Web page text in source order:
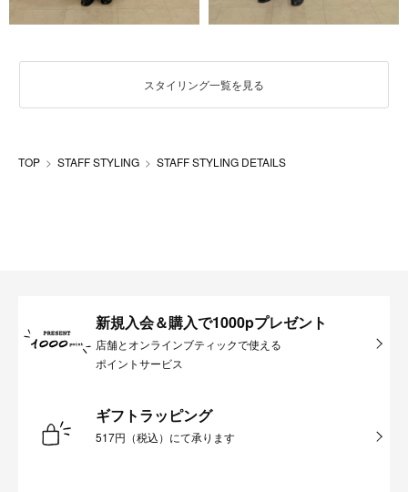
スタイリング一覧を見る
TOP STAFF STYLING STAFF STYLING DETAILS
新規入会＆購入で1000pプレゼント
店舗とオンラインブティックで使える
ポイントサービス
ギフトラッピング
517円（税込）にて承ります